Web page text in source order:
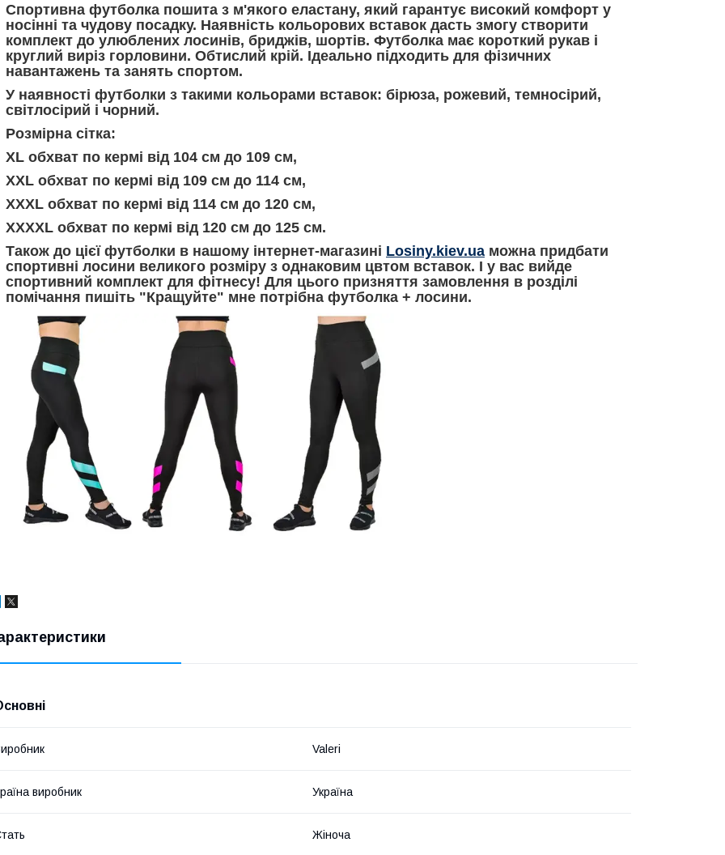
Спортивна футболка пошита з м'якого еластану, який гарантує високий комфорт у
носінні та чудову посадку. Наявність кольорових вставок дасть змогу створити
комплект до улюблених лосинів, бриджів, шортів. Футболка має короткий рукав і
круглий виріз горловини. Обтислий крій. Ідеально підходить для фізичних
навантажень та занять спортом.
У наявності футболки з такими кольорами вставок: бірюза, рожевий, темносірий,
світлосірий і чорний.
Розмірна сітка:
XL обхват по кермі від 104 см до 109 см,
XXL обхват по кермі від 109 см до 114 см,
XXXL обхват по кермі від 114 см до 120 см,
XXXXL обхват по кермі від 120 см до 125 см.
Також до цієї футболки в нашому інтернет-магазині Losiny.kiev.ua можна придбати
спортивні лосини великого розміру з однаковим цвтом вставок. І у вас вийде
спортивний комплект для фітнесу! Для цього призняття замовлення в розділі
помічання пишіть "Кращуйте" мне потрібна футболка + лосини.
Valeri
виробник Україна
Жіноча